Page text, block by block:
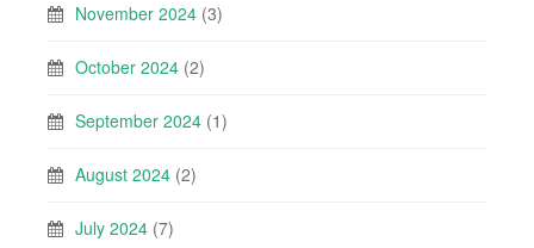
November 2024 (3)
October 2024 (2)
September 2024 (1)
August 2024 (2)
July 2024 (7)